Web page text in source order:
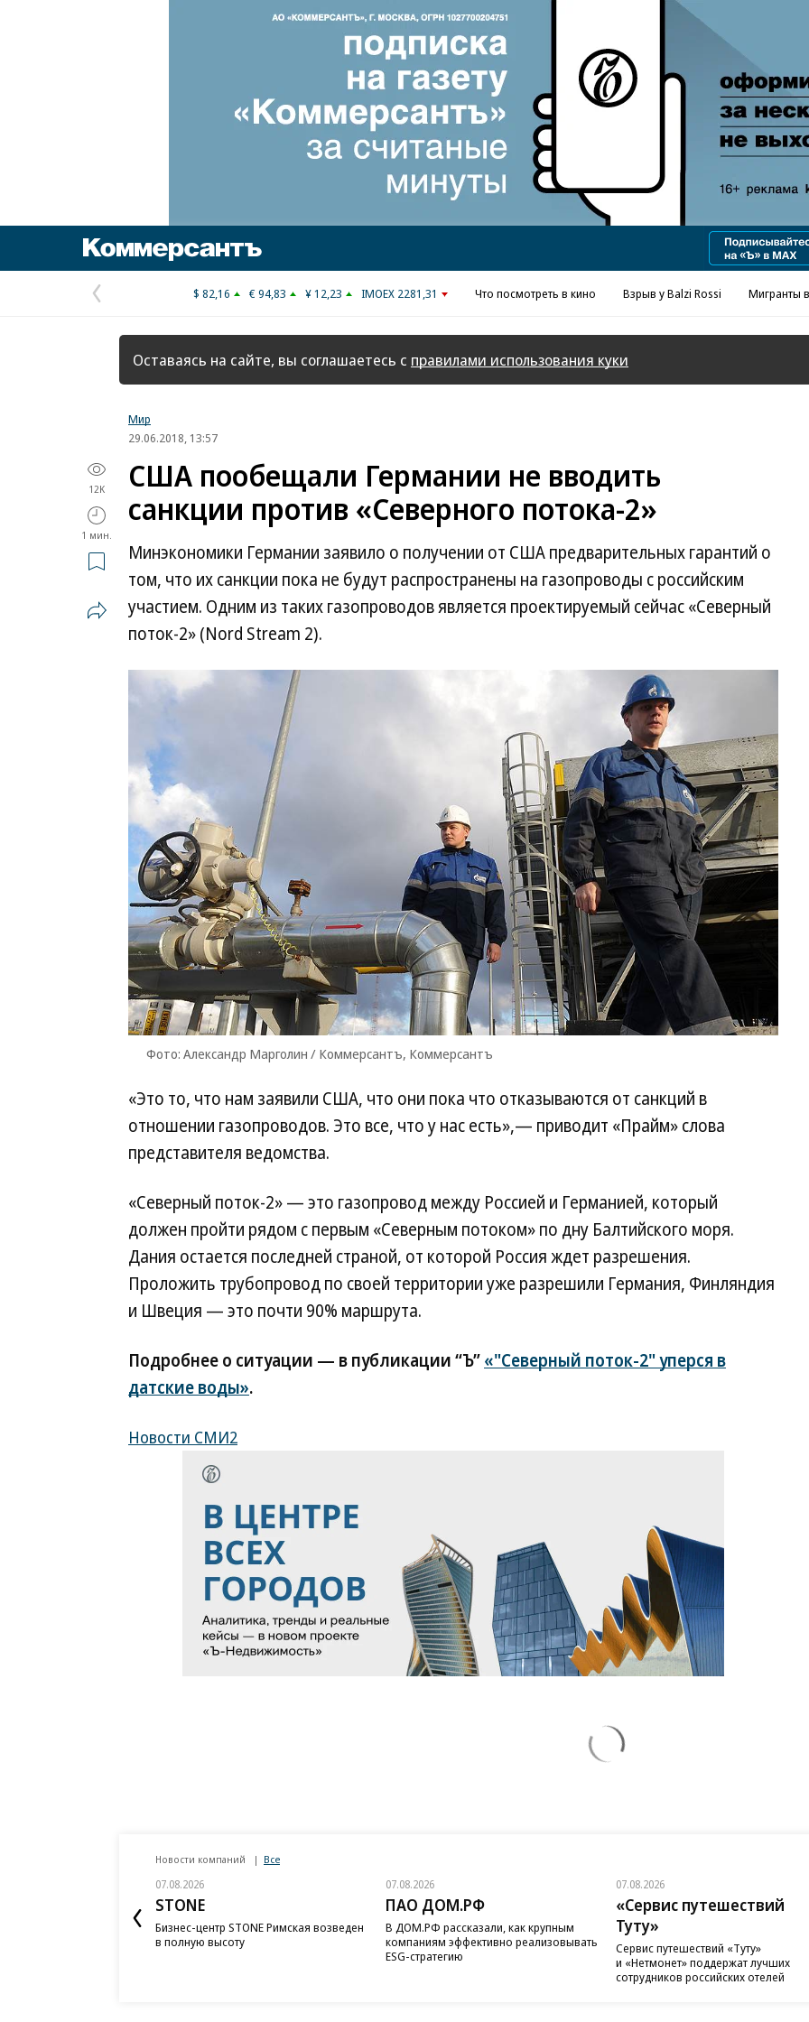
Реклама в «Ъ» www.kommersant.ru/ad
Предыдущая
страница
$ 82,16 € 94,83 ¥ 12,23 IMOEX 2281,31 Что посмотреть в кино Взрыв у Balzi Rossi Мигранты
Оставаясь на сайте, вы соглашаетесь с правилами использования куки
Мир
29.06.2018, 13:57
12K
1 мин.
США пообещали Германии не вводить
санкции против «Северного потока-2»
Минэкономики Германии заявило о получении от США предварительных гарантий о
том, что их санкции пока не будут распространены на газопроводы с российским
участием. Одним из таких газопроводов является проектируемый сейчас «Северный
поток-2» (Nord Stream 2).
Фото: Александр Марголин / Коммерсантъ, Коммерсантъ
«Это то, что нам заявили США, что они пока что отказываются от санкций в
отношении газопроводов. Это все, что у нас есть»,— приводит «Прайм» слова
представителя ведомства.
«Северный поток-2» — это газопровод между Россией и Германией, который
должен пройти рядом с первым «Северным потоком» по дну Балтийского моря.
Дания остается последней страной, от которой Россия ждет разрешения.
Проложить трубопровод по своей территории уже разрешили Германия, Финляндия
и Швеция — это почти 90% маршрута.
Подробнее о ситуации — в публикации “Ъ”«"Северный поток-2" уперся в
датские воды».
Новости СМИ2
Новости компаний Все
07.08.2026
STONE
Бизнес-центр STONE Римская возведен
в полную высоту
07.08.2026
ПАО ДОМ.РФ
В ДОМ.РФ рассказали, как крупным
компаниям эффективно реализовывать
ESG-стратегию
07.08.2026
«Сервис путешествий
Туту»
Сервис путешествий «Туту»
и «Нетмонет» поддержат лучших
сотрудников российских отелей